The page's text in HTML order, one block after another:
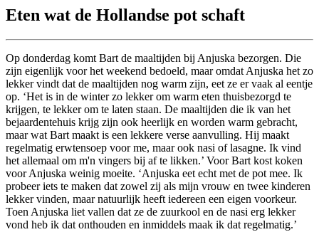
Eten wat de Hollandse pot schaft
Op donderdag komt Bart de maaltijden bij Anjuska bezorgen. Die
zijn eigenlijk voor het weekend bedoeld, maar omdat Anjuska het zo
lekker vindt dat de maaltijden nog warm zijn, eet ze er vaak al eentje
op. ‘Het is in de winter zo lekker om warm eten thuisbezorgd te
krijgen, te lekker om te laten staan. De maaltijden die ik van het
bejaardentehuis krijg zijn ook heerlijk en worden warm gebracht,
maar wat Bart maakt is een lekkere verse aanvulling. Hij maakt
regelmatig erwtensoep voor me, maar ook nasi of lasagne. Ik vind
het allemaal om m'n vingers bij af te likken.’ Voor Bart kost koken
voor Anjuska weinig moeite. ‘Anjuska eet echt met de pot mee. Ik
probeer iets te maken dat zowel zij als mijn vrouw en twee kinderen
lekker vinden, maar natuurlijk heeft iedereen een eigen voorkeur.
Toen Anjuska liet vallen dat ze de zuurkool en de nasi erg lekker
vond heb ik dat onthouden en inmiddels maak ik dat regelmatig.’